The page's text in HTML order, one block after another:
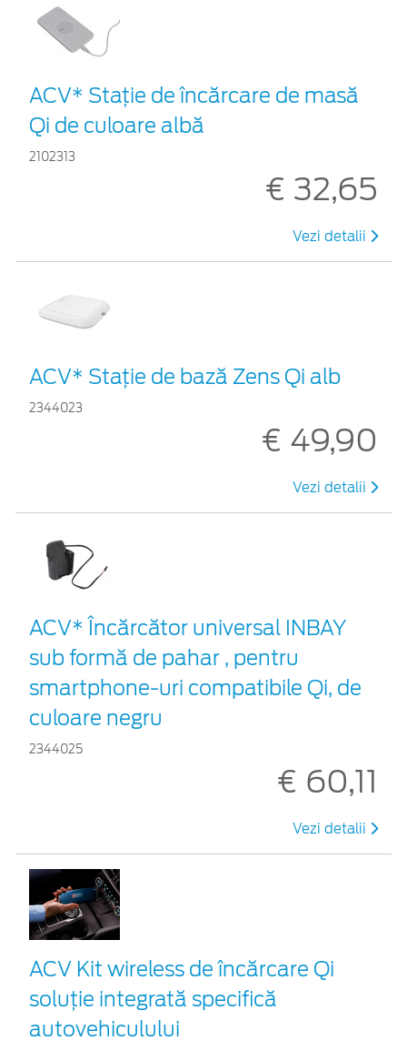
ACV* Stație de încărcare de masă
Qi de culoare albă
2102313
€ 32,65
Vezi detalii
ACV* Stație de bază Zens Qi alb
2344023
€ 49,90
Vezi detalii
ACV* Încărcător universal INBAY
sub formă de pahar , pentru
smartphone-uri compatibile Qi, de
culoare negru
2344025
€ 60,11
Vezi detalii
ACV Kit wireless de încărcare Qi
soluție integrată specifică
autovehiculului